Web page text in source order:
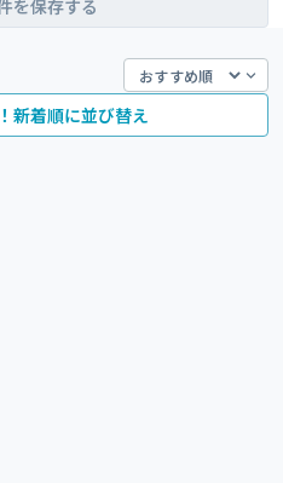
を保存する
新着順に並び替え